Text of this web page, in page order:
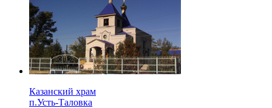
Казанский храм
п.Усть-Таловка